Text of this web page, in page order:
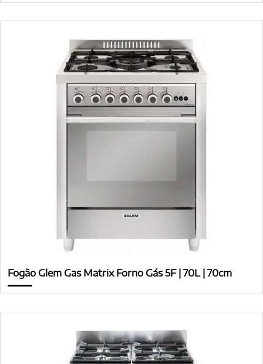
Fogão Glem Gas Matrix Forno Gás 5F | 70L | 70cm